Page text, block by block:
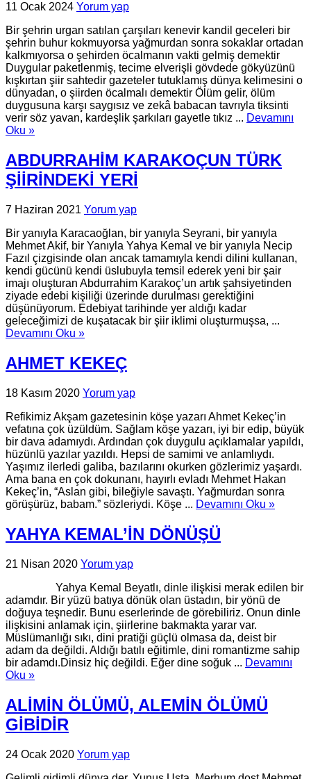
11 Ocak 2024 Yorum yap
Bir şehrin urgan satılan çarşıları kenevir kandil geceleri bir
şehrin buhur kokmuyorsa yağmurdan sonra sokaklar ortadan
kalkmıyorsa o şehirden öcalmanın vakti gelmiş demektir
Duygular paketlenmiş, tecime elverişli gövdede gökyüzünü
kışkırtan şiir sahtedir gazeteler tutuklamış dünya kelimesini o
dünyadan, o şiirden öcalmalı demektir Ölüm gelir, ölüm
duygusuna karşı saygısız ve zekâ babacan tavrıyla tiksinti
verir söz yavan, kardeşlik şarkıları gayetle tıkız ... Devamını
Oku »
ABDURRAHİM KARAKOÇUN TÜRK
ŞİİRİNDEKİ YERİ
7 Haziran 2021 Yorum yap
Bir yanıyla Karacaoğlan, bir yanıyla Seyrani, bir yanıyla
Mehmet Akif, bir Yanıyla Yahya Kemal ve bir yanıyla Necip
Fazıl çizgisinde olan ancak tamamıyla kendi dilini kullanan,
kendi gücünü kendi üslubuyla temsil ederek yeni bir şair
imajı oluşturan Abdurrahim Karakoç’un artık şahsiyetinden
ziyade edebi kişiliği üzerinde durulması gerektiğini
düşünüyorum. Edebiyat tarihinde yer aldığı kadar
geleceğimizi de kuşatacak bir şiir iklimi oluşturmuşsa, ...
Devamını Oku »
AHMET KEKEÇ
18 Kasım 2020 Yorum yap
Refikimiz Akşam gazetesinin köşe yazarı Ahmet Kekeç’in
vefatına çok üzüldüm. Sağlam köşe yazarı, iyi bir edip, büyük
bir dava adamıydı. Ardından çok duygulu açıklamalar yapıldı,
hüzünlü yazılar yazıldı. Hepsi de samimi ve anlamlıydı.
Yaşımız ilerledi galiba, bazılarını okurken gözlerimiz yaşardı.
Ama bana en çok dokunanı, hayırlı evladı Mehmet Hakan
Kekeç’in, “Aslan gibi, bileğiyle savaştı. Yağmurdan sonra
görüşürüz, babam.” sözleriydi. Köşe ... Devamını Oku »
YAHYA KEMAL’İN DÖNÜŞÜ
21 Nisan 2020 Yorum yap
Yahya Kemal Beyatlı, dinle ilişkisi merak edilen bir
adamdır. Bir yüzü batıya dönük olan üstadın, bir yönü de
doğuya teşnedir. Bunu eserlerinde de görebiliriz. Onun dinle
ilişkisini anlamak için, şiirlerine bakmakta yarar var.
Müslümanlığı sıkı, dini pratiği güçlü olmasa da, deist bir
adam da değildi. Aldığı batılı eğitimle, dini romantizme sahip
bir adamdı.Dinsiz hiç değildi. Eğer dine soğuk ... Devamını
Oku »
ALİMİN ÖLÜMÜ, ALEMİN ÖLÜMÜ
GİBİDİR
24 Ocak 2020 Yorum yap